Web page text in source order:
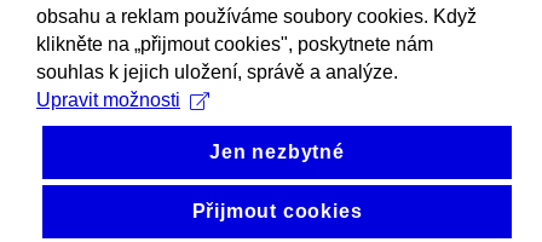
obsahu a reklam používáme soubory cookies. Když
klikněte na „přijmout cookies", poskytnete nám
souhlas k jejich uložení, správě a analýze.
Upravit možnosti
Jen nezbytné
Přijmout cookies